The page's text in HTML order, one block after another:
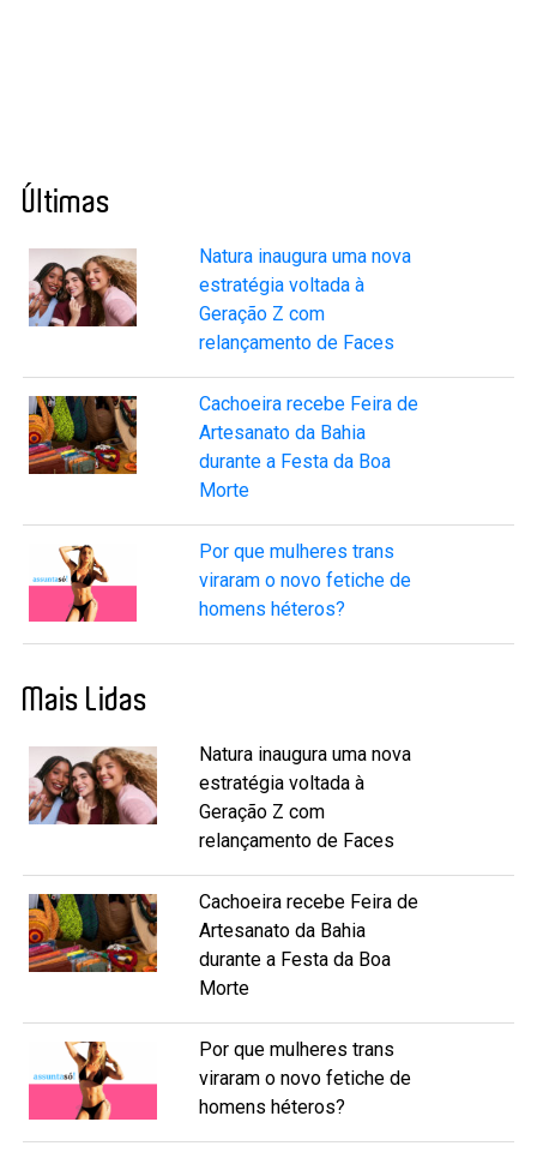
Últimas
Natura inaugura uma nova
estratégia voltada à
Geração Z com
relançamento de Faces
Cachoeira recebe Feira de
Artesanato da Bahia
durante a Festa da Boa
Morte
Por que mulheres trans
viraram o novo fetiche de
homens héteros?
Mais Lidas
Natura inaugura uma nova
estratégia voltada à
Geração Z com
relançamento de Faces
Cachoeira recebe Feira de
Artesanato da Bahia
durante a Festa da Boa
Morte
Por que mulheres trans
viraram o novo fetiche de
homens héteros?